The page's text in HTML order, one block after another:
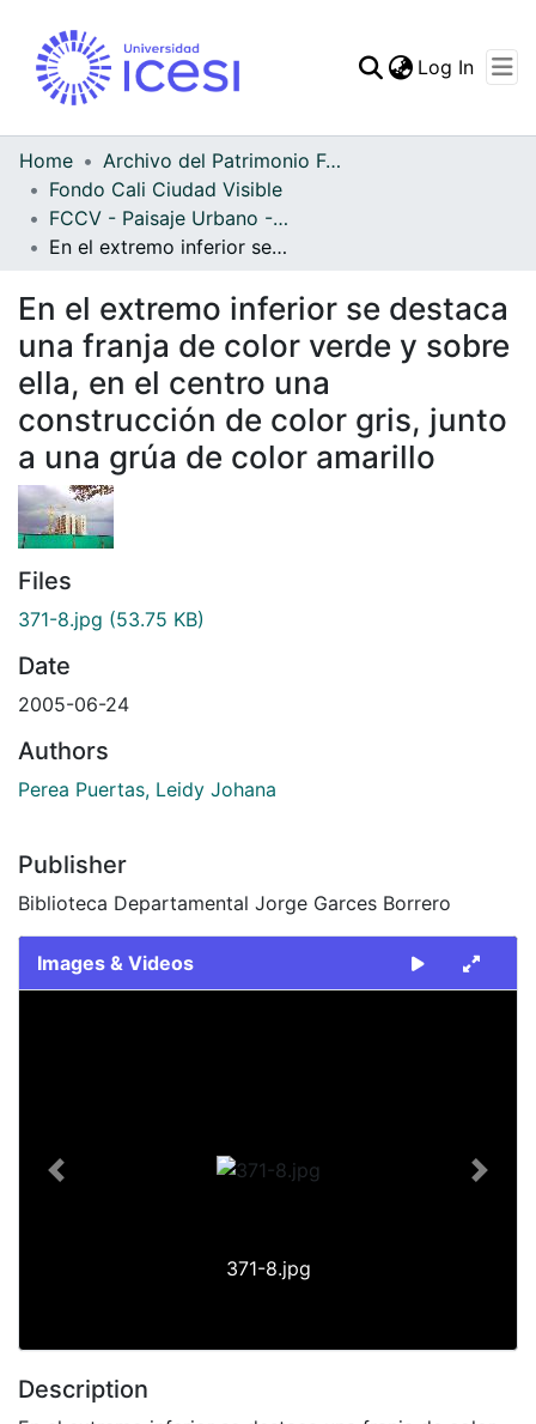
Log In
Home
Archivo del Patrimonio Fotográfico y Fílmico del Valle del Cauca
Fondo Cali Ciudad Visible
FCCV - Paisaje Urbano - Patrimonial
En el extremo inferior se destaca una franja de color verde y sobre ella, en el centro una construcción de color gris, junto a una grúa de color amarillo
En el extremo inferior se destaca
una franja de color verde y sobre
ella, en el centro una
construcción de color gris, junto
a una grúa de color amarillo
Files
371-8.jpg (53.75 KB)
Date
2005-06-24
Authors
Perea Puertas, Leidy Johana
Publisher
Biblioteca Departamental Jorge Garces Borrero
Images & Videos
371-8.jpg
Previous Next
Description